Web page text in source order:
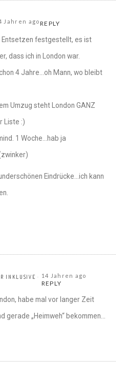
Jahren agoREPLY
Entsetzen festgestellt, es ist
dass ich in London war.
4 Jahre…oh Mann, wo bleibt
Umzug steht London GANZ
Liste :)
1 Woche…hab ja
Eindrücke…ich kann
INKLUSIVE 14 Jahren ago
REPLY
habe mal vor langer Zeit
gerade „Heimweh“ bekommen…